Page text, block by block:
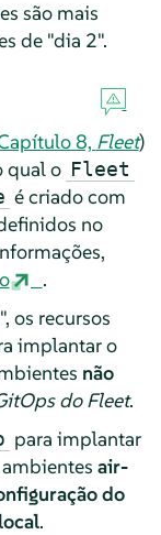
são mais
de "dia 2".
8, Fleet)
qual o Fleet
é criado com
no
.
os recursos
implantar o
não
do Fleet.
para implantar
air-
do
.